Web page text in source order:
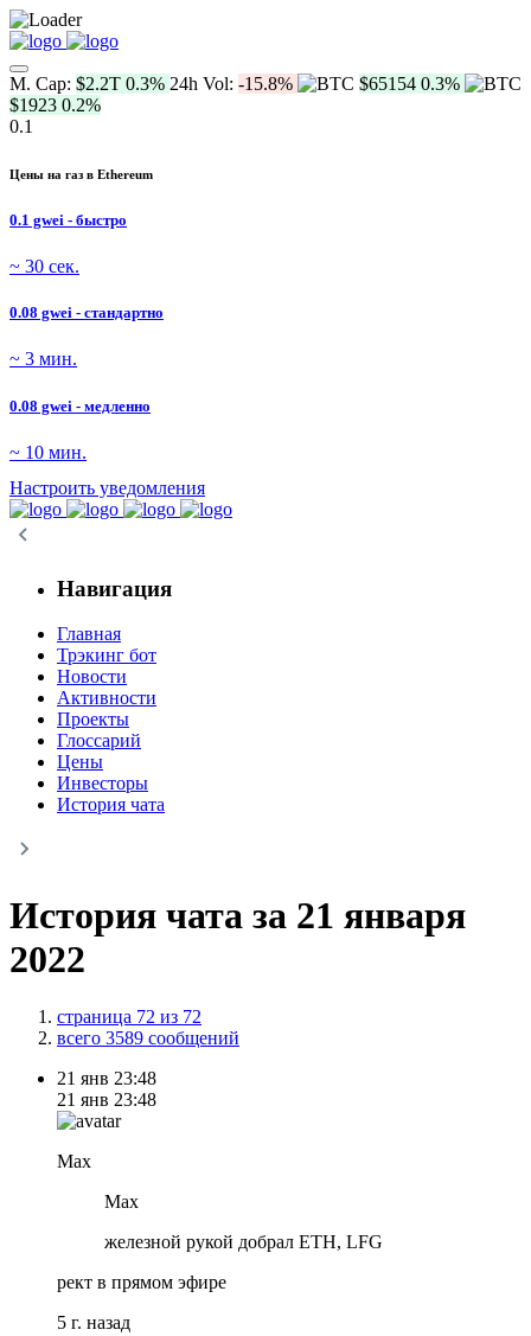
M. Cap: $2.2T 0.3% 24h Vol: -15.8% $65154 0.3%
$1923 0.2%
0.1
Цены на газ в Ethereum
0.1 gwei - быстро
~ 30 сек.
0.08 gwei - стандартно
~ 3 мин.
0.08 gwei - медленно
~ 10 мин.
Настроить уведомления
Навигация
Главная
Трэкинг бот
Новости
Активности
Проекты
Глоссарий
Цены
Инвесторы
История чата
История чата за 21 января
2022
страница 72 из 72
всего 3589 сообщений
21 янв 23:48
21 янв 23:48
Max
Max
железной рукой добрал ETH, LFG
рект в прямом эфире
5 г. назад